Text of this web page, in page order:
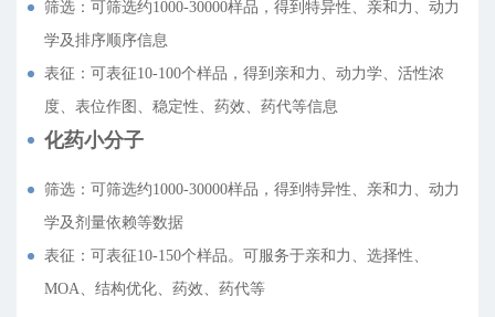
筛选：可筛选约1000-30000样品，得到特异性、亲和力、动力
学及排序顺序信息
表征：可表征10-100个样品，得到亲和力、动力学、活性浓
度、表位作图、稳定性、药效、药代等信息
化药小分子
筛选： 可筛选约1000-30000样品，得到特异性、亲和力、动力
学及剂量依赖等数据
表征：可表征10-150个样品。可服务于亲和力、选择性、
MOA、结构优化、药效、药代等